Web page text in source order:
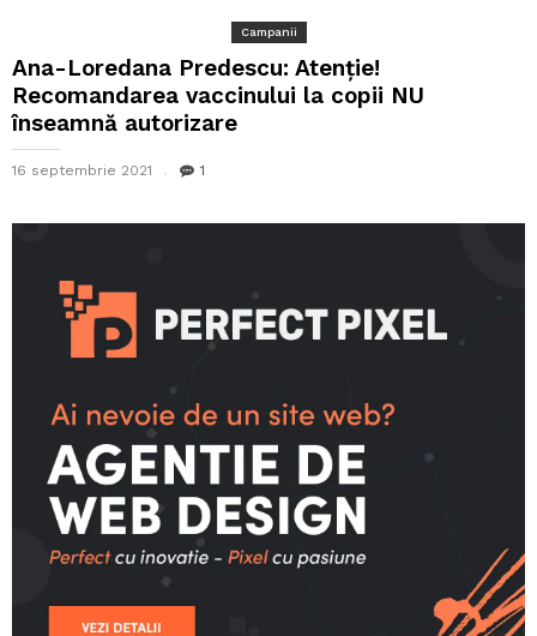
Campanii
Ana-Loredana Predescu: Atenție!
Recomandarea vaccinului la copii NU
înseamnă autorizare
16 septembrie 2021 1